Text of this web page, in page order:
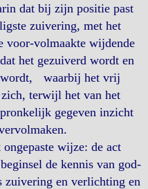
dat bij zijn positie past
zuivering, met het
volmaakte wijdende
het gezuiverd wordt en
wordt, waarbij het vrij
terwijl het van het
gegeven inzicht
wijze: de act
de kennis van god-
en verlichting en